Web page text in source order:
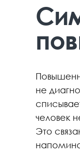
не
человек
Это